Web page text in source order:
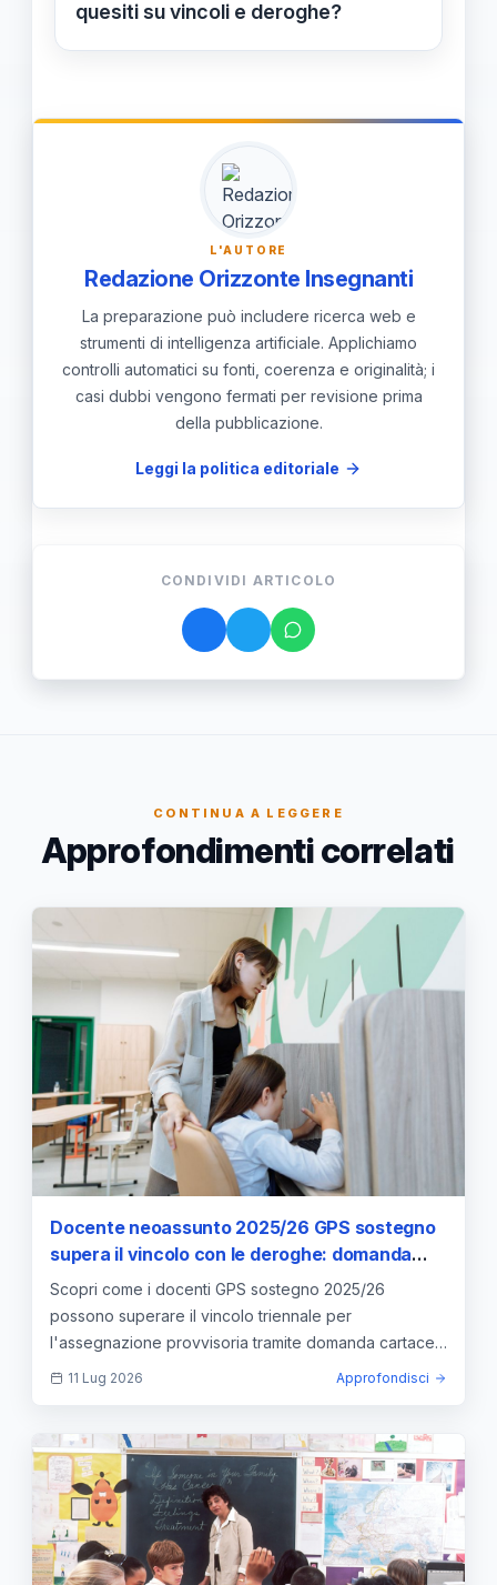
quesiti su vincoli e deroghe?
Il Question Time con Michele Mileto
alle 15:30 su Facebook e YouTube.
Invia quesiti a [email protected] e le
domande risposte saranno rese
pubbliche durante la trasmissione.
L'AUTORE
Redazione Orizzonte Insegnanti
La preparazione può includere ricerca web e
strumenti di intelligenza artificiale. Applichiamo
controlli automatici su fonti, coerenza e originalità; i
casi dubbi vengono fermati per revisione prima
della pubblicazione.
Leggi la politica editoriale
CONDIVIDI ARTICOLO
CONTINUA A LEGGERE
Approfondimenti correlati
Docente neoassunto 2025/26 GPS sostegno
supera il vincolo con le deroghe: domanda
cartacea per l’assegnazione provvisoria
Scopri come i docenti GPS sostegno 2025/26
possono superare il vincolo triennale per
l'assegnazione provvisoria tramite domanda cartacea
e specifiche deroghe.
11 Lug 2026 Approfondisci